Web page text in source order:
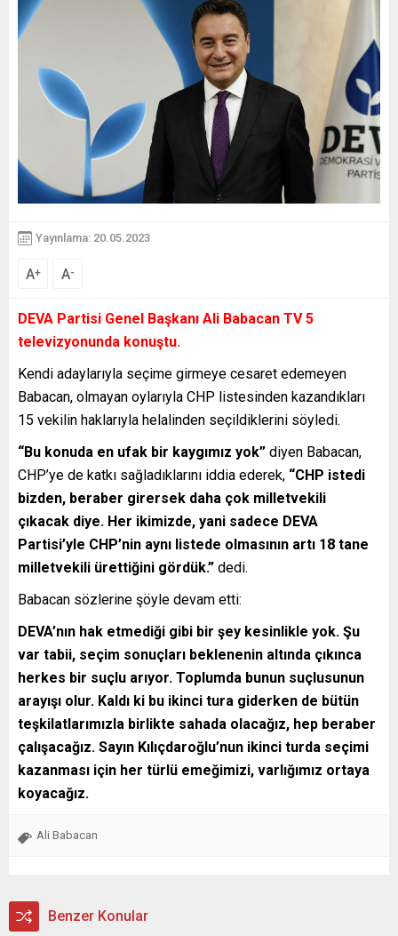
Yayınlama: 20.05.2023
A+ A-
DEVA Partisi Genel Başkanı Ali Babacan TV 5
televizyonunda konuştu.
Kendi adaylarıyla seçime girmeye cesaret edemeyen
Babacan, olmayan oylarıyla CHP listesinden kazandıkları
15 vekilin haklarıyla helalinden seçildiklerini söyledi.
“Bu konuda en ufak bir kaygımız yok” diyen Babacan,
CHP’ye de katkı sağladıklarını iddia ederek, “CHP istedi
bizden, beraber girersek daha çok milletvekili
çıkacak diye. Her ikimizde, yani sadece DEVA
Partisi’yle CHP’nin aynı listede olmasının artı 18 tane
milletvekili ürettiğini gördük.” dedi.
Babacan sözlerine şöyle devam etti:
DEVA’nın hak etmediği gibi bir şey kesinlikle yok. Şu
var tabii, seçim sonuçları beklenenin altında çıkınca
herkes bir suçlu arıyor. Toplumda bunun suçlusunun
arayışı olur. Kaldı ki bu ikinci tura giderken de bütün
teşkilatlarımızla birlikte sahada olacağız, hep beraber
çalışacağız. Sayın Kılıçdaroğlu’nun ikinci turda seçimi
kazanması için her türlü emeğimizi, varlığımız ortaya
koyacağız.
Ali Babacan
Benzer Konular